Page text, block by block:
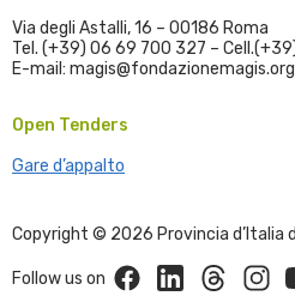
Via degli Astalli, 16 – 00186 Roma
Tel. (+39) 06 69 700 327 –
E-mail: magis@fondazionemagis.org
Open Tenders
Gare d’appalto
Copyright © 2026 Provincia d’Italia
Follow us on FacebookLinkedinThreads